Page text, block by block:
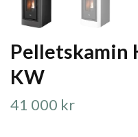
Pelletskamin
KW
41 000 kr